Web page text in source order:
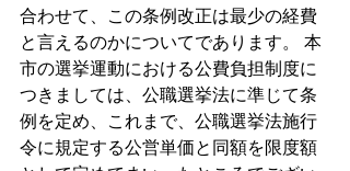
合わせて、この条例改正は最少の経費
と言えるのかについてであります。 本
市の選挙運動における公費負担制度に
つきましては、公職選挙法に準じて条
例を定め、これまで、公職選挙法施行
令に規定する公営単価と同額を限度額